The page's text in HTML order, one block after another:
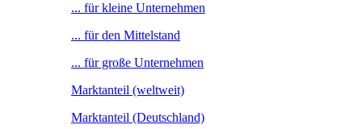
... für kleine Unternehmen
... für den Mittelstand
... für große Unternehmen
Marktanteil (weltweit)
Marktanteil (Deutschland)